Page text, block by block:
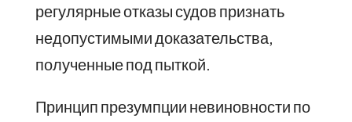
регулярные отказы судов признать
недопустимыми доказательства,
полученные под пыткой.
Принцип презумпции невиновности по